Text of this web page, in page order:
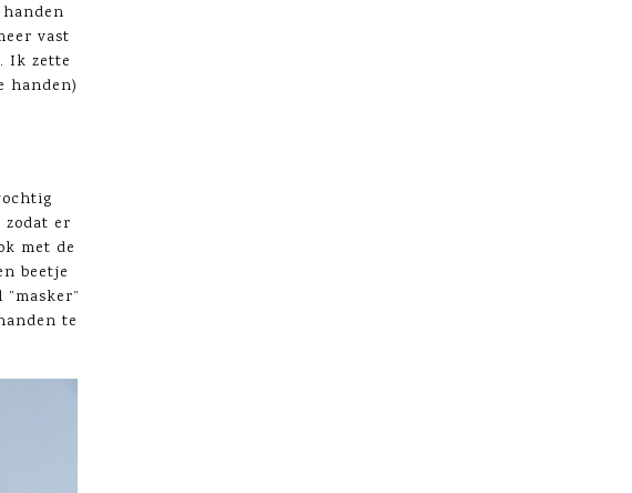
vast
Ik zette
handen)
er
met de
beetje
te